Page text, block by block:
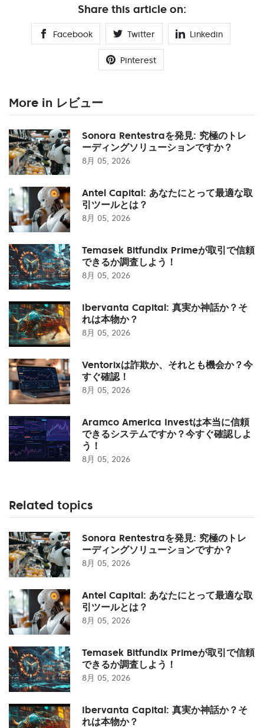
Share this article on:
Facebook Twitter Linkedin
Pinterest
More in レビュー
Sonora Rentestraを発見: 究極のトレ
ーディングソリューションですか？
8月 05, 2026
Antel Capital: あなたにとって最適な取
引ツールとは？
8月 05, 2026
Temasek Bitfundix Primeが取引で信頼
できるか調査しよう！
8月 05, 2026
Ibervanta Capital: 真実か神話か？そ
れは本物か？
8月 05, 2026
Ventorixは詐欺か、それとも機会か？今
すぐ確認！
8月 05, 2026
Aramco America Investは本当に信頼
できるシステムですか？今すぐ確認しよ
う！
8月 05, 2026
Related topics
Sonora Rentestraを発見: 究極のトレ
ーディングソリューションですか？
8月 05, 2026
Antel Capital: あなたにとって最適な取
引ツールとは？
8月 05, 2026
Temasek Bitfundix Primeが取引で信頼
できるか調査しよう！
8月 05, 2026
Ibervanta Capital: 真実か神話か？そ
れは本物か？